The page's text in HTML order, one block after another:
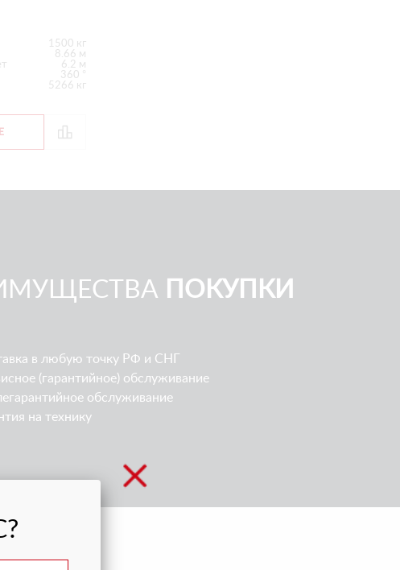
1500 кг
8.66 м
6.2 м
360 °
5266 кг
ПОКУПКИ
в любую точку РФ и СНГ
(гарантийное) обслуживание
обслуживание
на технику